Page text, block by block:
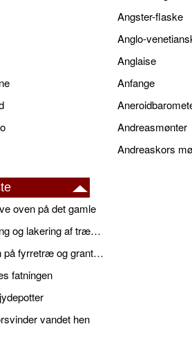
Angster-flaske
Anglo-
Anglaise
Anfange
Andreasmønter
Andreaskors
oven på det gamle
Gulve - bejdsning og lakering af trægulve
Træ - forskellen på fyrretræ og grantræ
fatningen
vandet hen